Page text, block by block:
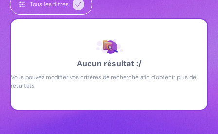
Tous les filtres
Aucun résultat :/
Vous pouvez modifier vos critères de recherche afin d'obtenir plus de
résultats